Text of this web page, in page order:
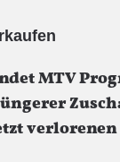
MTV